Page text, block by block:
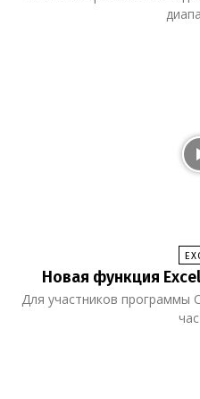
Новая функция
Для участников программы